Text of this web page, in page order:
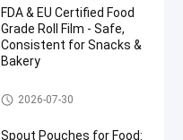
FDA & EU Certified Food
Grade Roll Film - Safe,
Consistent for Snacks &
Bakery
Rol Film Kemasan
2026-07-30
Spout Pouches for Food: